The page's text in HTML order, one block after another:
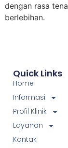
dengan rasa
berlebihan.
Quick Links
Home
Informasi
Profil Klinik
Layanan
Kontak